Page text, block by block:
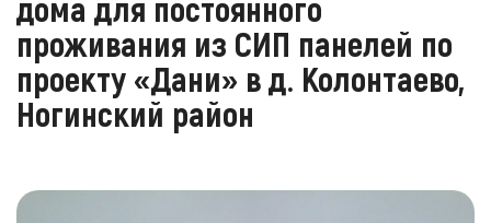
проживания из СИП панелей по
проекту «Дани» в д. Колонтаево,
Ногинский район